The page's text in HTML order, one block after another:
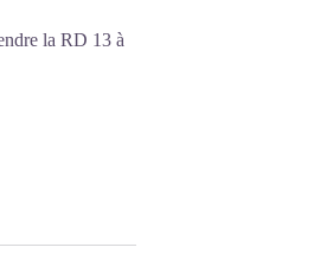
la RD 13 à